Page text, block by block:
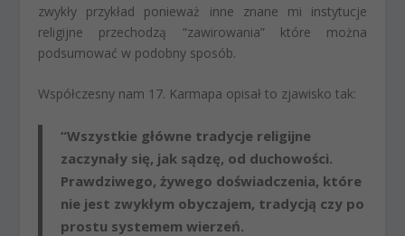
zwykły przykład ponieważ inne znane mi instytucje
religijne przechodzą “zawirowania” które można
podsumować w podobny sposób.
Współczesny nam 17. Karmapa opisał to zjawisko tak:
“Wszystkie główne tradycje religijne
zaczynały się, jak sądzę, od duchowości.
Prawdziwego, żywego doświadczenia, które
nie jest zwykłym obyczajem, tradycją czy po
prostu systemem wierzeń.